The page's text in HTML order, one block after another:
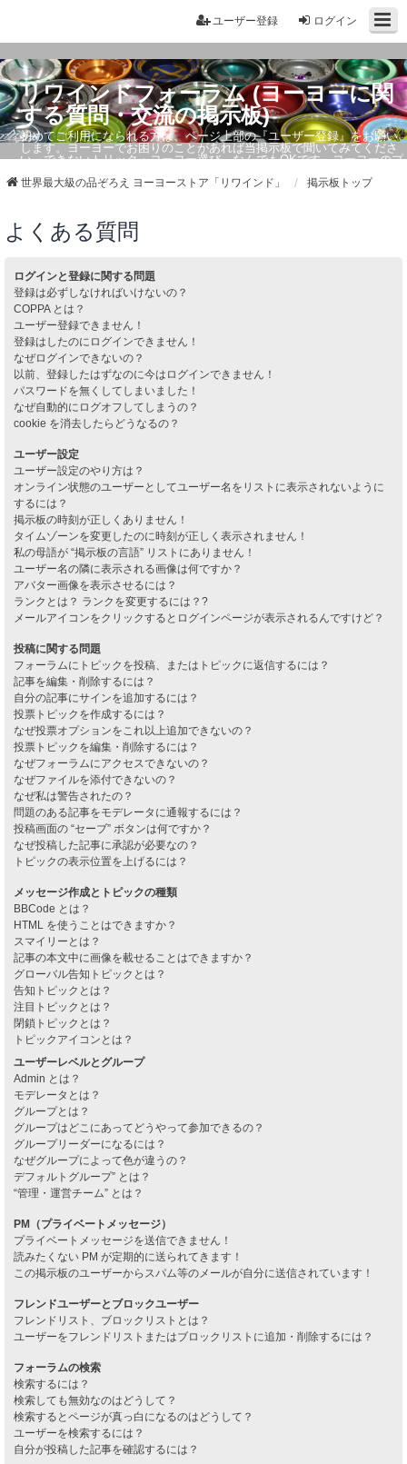
ログイン
ユーザー登録
リワインドフォーラム (ヨーヨーに関
する質問・交流の掲示板)
初めてご利用になられる方は、ページ上部の『ユーザー登録』をお願い
します。ヨーヨーでお困りのことがあれば当掲示板で聞いてみてくださ
い。できないトリック・ヨーヨー選び、なんでもOKです。ヨーヨーのプ
世界最大級の品ぞろえ ヨーヨーストア「リワインド」 掲示板トップ
よくある質問
ログインと登録に関する問題
登録は必ずしなければいけないの？
COPPA とは？
ユーザー登録できません！
登録はしたのにログインできません！
なぜログインできないの？
以前、登録したはずなのに今はログインできません！
パスワードを無くしてしまいました！
なぜ自動的にログオフしてしまうの？
cookie を消去したらどうなるの？
ユーザー設定
ユーザー設定のやり方は？
オンライン状態のユーザーとしてユーザー名をリストに表示されないように
するには？
掲示板の時刻が正しくありません！
タイムゾーンを変更したのに時刻が正しく表示されません！
私の母語が “掲示板の言語” リストにありません！
ユーザー名の隣に表示される画像は何ですか？
アバター画像を表示させるには？
ランクとは？ ランクを変更するには？?
メールアイコンをクリックするとログインページが表示されるんですけど？
投稿に関する問題
フォーラムにトピックを投稿、またはトピックに返信するには？
記事を編集・削除するには？
自分の記事にサインを追加するには？
投票トピックを作成するには？
なぜ投票オプションをこれ以上追加できないの？
投票トピックを編集・削除するには？
なぜフォーラムにアクセスできないの？
なぜファイルを添付できないの？
なぜ私は警告されたの？
問題のある記事をモデレータに通報するには？
投稿画面の “セーブ” ボタンは何ですか？
なぜ投稿した記事に承認が必要なの？
トピックの表示位置を上げるには？
メッセージ作成とトピックの種類
BBCode とは？
HTML を使うことはできますか？
スマイリーとは？
記事の本文中に画像を載せることはできますか？
グローバル告知トピックとは？
告知トピックとは？
注目トピックとは？
閉鎖トピックとは？
トピックアイコンとは？
ユーザーレベルとグループ
Admin とは？
モデレータとは？
グループとは？
グループはどこにあってどうやって参加できるの？
グループリーダーになるには？
なぜグループによって色が違うの？
デフォルトグループ” とは？
“管理・運営チーム” とは？
PM（プライベートメッセージ）
プライベートメッセージを送信できません！
読みたくない PM が定期的に送られてきます！
この掲示板のユーザーからスパム等のメールが自分に送信されています！
フレンドユーザーとブロックユーザー
フレンドリスト、ブロックリストとは？
ユーザーをフレンドリストまたはブロックリストに追加・削除するには？
フォーラムの検索
検索するには？
検索しても無効なのはどうして？
検索するとページが真っ白になるのはどうして？
ユーザーを検索するには？
自分が投稿した記事を確認するには？